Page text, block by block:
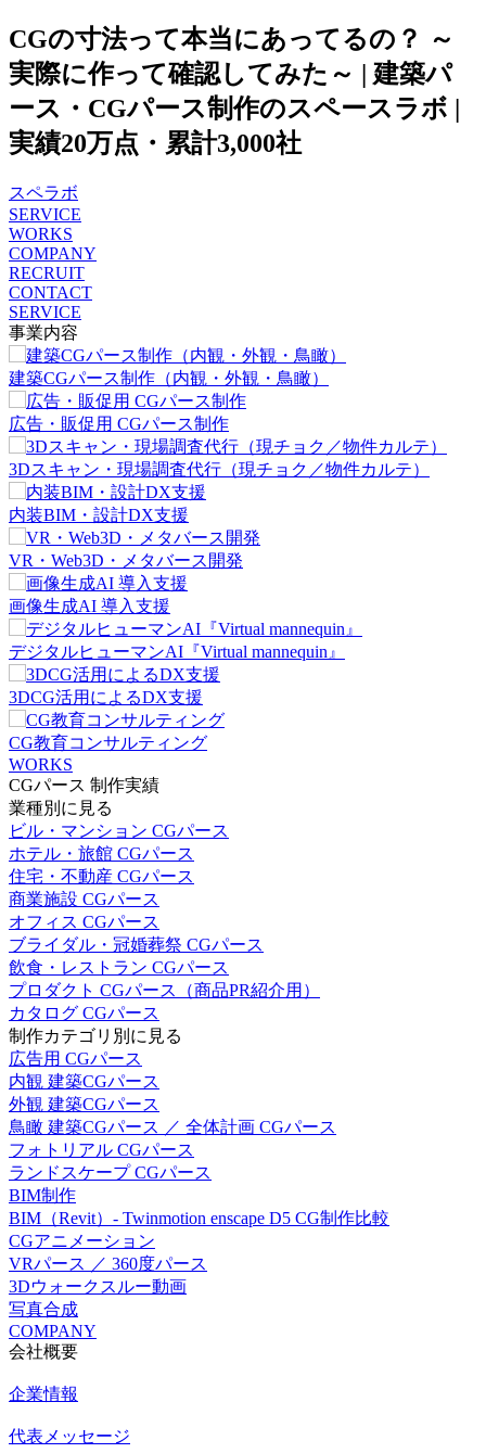
CGの寸法って本当にあってるの？ ～
実際に作って確認してみた～ | 建築パ
ース・CGパース制作のスペースラボ |
実績20万点・累計3,000社
スペラボ
SERVICE
WORKS
COMPANY
RECRUIT
CONTACT
SERVICE
事業内容
建築CGパース制作（内観・外観・鳥瞰）
広告・販促用 CGパース制作
3Dスキャン・現場調査代行（現チョク／物件カルテ）
内装BIM・設計DX支援
VR・Web3D・メタバース開発
画像生成AI 導入支援
デジタルヒューマンAI『Virtual mannequin』
3DCG活用によるDX支援
CG教育コンサルティング
WORKS
CGパース 制作実績
業種別に見る
ビル・マンション CGパース
ホテル・旅館 CGパース
住宅・不動産 CGパース
商業施設 CGパース
オフィス CGパース
ブライダル・冠婚葬祭 CGパース
飲食・レストラン CGパース
プロダクト CGパース（商品PR紹介用）
カタログ CGパース
制作カテゴリ別に見る
広告用 CGパース
内観 建築CGパース
外観 建築CGパース
鳥瞰 建築CGパース ／ 全体計画 CGパース
フォトリアル CGパース
ランドスケープ CGパース
BIM制作
BIM（Revit）- Twinmotion enscape D5 CG制作比較
CGアニメーション
VRパース ／ 360度パース
3Dウォークスルー動画
写真合成
COMPANY
会社概要
企業情報
代表メッセージ